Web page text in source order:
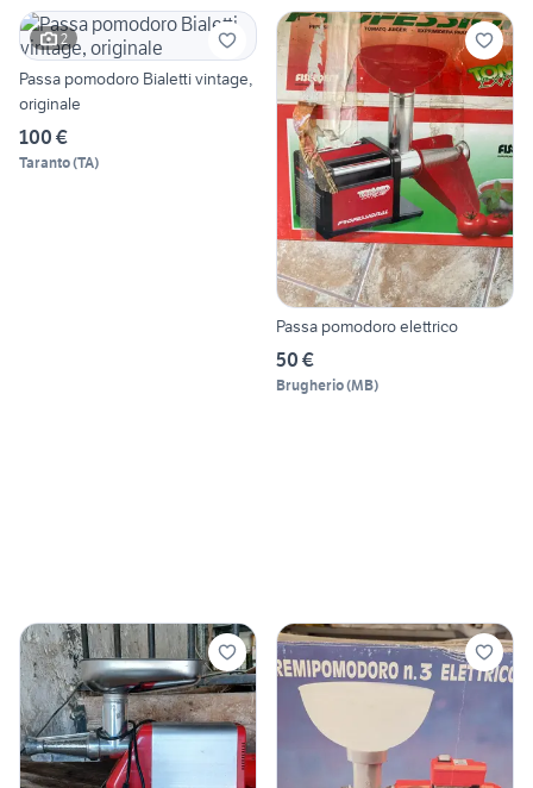
2
Passa pomodoro Bialetti vintage,
originale
100 €
Taranto(TA)
Passa pomodoro elettrico
50 €
Brugherio(MB)